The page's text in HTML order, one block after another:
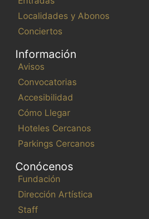
Localidades y Abonos
Conciertos
Información
Avisos
Convocatorias
Accesibilidad
Cómo Llegar
Hoteles Cercanos
Parkings Cercanos
Conócenos
Fundación
Dirección Artística
Staff